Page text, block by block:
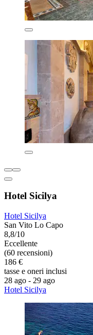
Hotel Sicilya
Hotel Sicilya
San Vito Lo Capo
8,8/10
Eccellente
(60 recensioni)
186 €
tasse e oneri inclusi
28 ago - 29 ago
Hotel Sicilya